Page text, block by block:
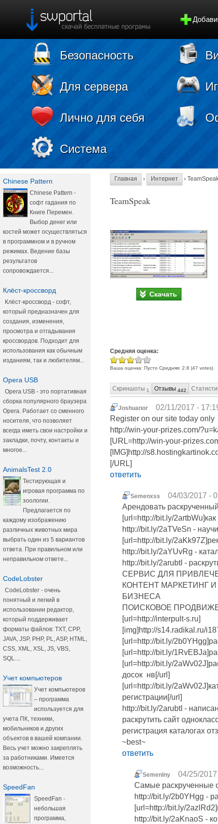
Безопасность
Для сервера
Лично для себя
Система
Chinese Pattern
Chinese Pattern -
софт гадания по
Книге Перемен.
Выбор денег или
костей может осуществляться
в программном и в ручном
режимах. Ведение базы
результатов
сопровождается...
Клёст-кроссворд
Клёст-кроссворд - софт,
который предназначен для
создания, изменения,
просмотра и отгадывания
кроссвордов. Подходит для
использования как обычным
изданиям, так и любителям...
Opera USB
Opera USB - это портативная
сборка популярного браузера
Opera. Работает со сменного
носителя, что позволяет
всегда иметь свои настройки и
закладки, почту, контакты и
многое...
AnimalsTest 2.0
Тестирующая и
игровая программа по
зоологии.
Предлагается по
каждому изображению
различных животных мира
выбрать один из 5 вариантов
ответа. При правильном или
неправильном ответе...
CodeLobster
CodeLobster - очень
понятный и легкий в
использовании редактор,
который поддерживает
форматы файлов: TXT, CPP,
JAVA, JSP, PHP, PL, ASP, HTML,
CSS, XML, XSL, JS, VBS,
SQL....
Учет компьютеров
Учет компьютеров
– программа
используется для
учета ПК, техники,
мобильников и других
объектов в вашей компании.
Весь учет можно закреплять
за работниками. Имеется
возможность...
SpeedFan
SpeedFan -
небольшая
программа,
Главная › Интернет ›
TeamSpeak
Скачать
Средняя оценка:
Ваша оценка: Пусто Средняя: 2.8 (47 votes)
Скриншоты 1 Отзывы 442
Joshuanor
02/11/2017 -
Register on our site today only
http://win-your-prizes.com/
[URL=http://win-your-
[IMG]http://
[/URL]
ответить
Semenxss
04/03/2017 -
Арендовать
[url=http://bit.ly/
http://bit.ly/2aTVeSn -
[url=http://bit.ly/
http://bit.ly/2aYUvRg -
http://bit.ly/2arubtI -
СЕРВИС ДЛЯ
КОНТЕНТ МАРКЕТИНГ
БИЗНЕСА
ПОИСКОВОЕ
[url=http://interpult-s.ru]
[img]http://s14.radikal.ru/
[url=http://bit.ly/
[url=http://bit.ly/
[url=http://bit.ly/
досок нв[/url]
[url=http://bit.ly/
регистрации[/url]
http://bit.ly/2arubtI -
раскрутить сайт
регистрация каталогах
~best~
ответить
Semenlny
04/25/
Самые раскрученные
http://bit.ly/2b0YHgg -
[url=http://bit.ly/
http://bit.ly/2aKnaoS -